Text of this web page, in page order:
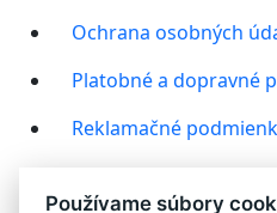
Ochrana osobných
Platobné a dopravné
Reklamačné
Používame súbory